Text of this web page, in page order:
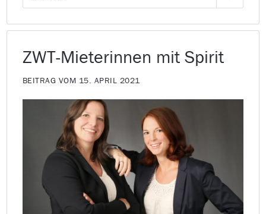
ZWT-Mieterinnen mit Spirit
BEITRAG VOM 15. APRIL 2021